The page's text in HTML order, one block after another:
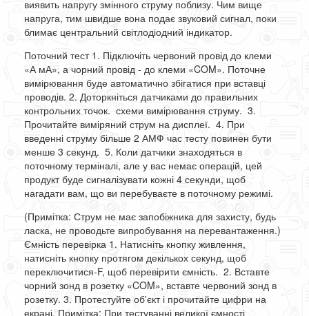
виявить напругу змінного струму поблизу. Чим вище
напруга, тим швидше вона подає звуковий сигнал, поки
блимає центральний світлодіодний індикатор.
Поточний тест 1. Підключіть червоний провід до клеми
«А мА», а чорний провід - до клеми «COM». Поточне
вимірювання буде автоматично збігатися при вставці
проводів. 2. Доторкніться датчиками до правильних
контрольних точок. схеми вимірювання струму. 3.
Прочитайте виміряний струм на дисплеї. 4. При
введенні струму більше 2 АМФ час тесту повинен бути
менше 3 секунд. 5. Коли датчики знаходяться в
поточному терміналі, але у вас немає операцій, цей
продукт буде сигналізувати кожні 4 секунди, щоб
нагадати вам, що ви перебуваєте в поточному режимі.
(Примітка: Струм не має запобіжника для захисту, будь
ласка, не проводьте випробування на перевантаження.)
Ємність перевірка 1. Натисніть кнопку живлення,
натисніть кнопку протягом декількох секунд, щоб
переключитися-F, щоб перевірити ємність. 2. Вставте
чорний зонд в розетку «COM», вставте червоний зонд в
розетку. 3. Протестуйте об'єкт і прочитайте цифри на
екрані. Примітка: При тестуванні великої ємності